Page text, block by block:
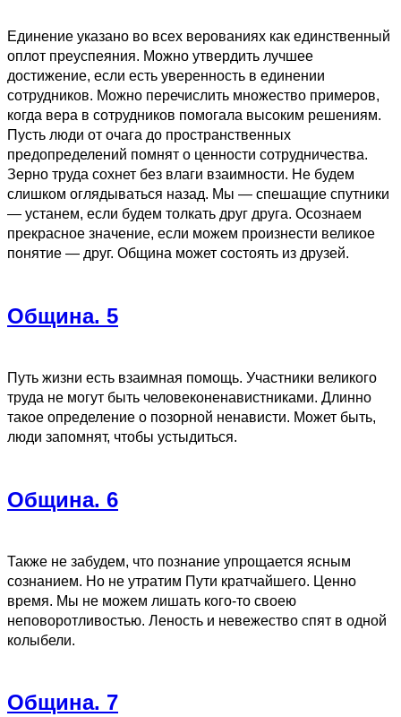
Единение указано во всех верованиях как единственный
оплот преуспеяния. Можно утвердить лучшее
достижение, если есть уверенность в единении
сотрудников. Можно перечислить множество примеров,
когда вера в сотрудников помогала высоким решениям.
Пусть люди от очага до пространственных
предопределений помнят о ценности сотрудничества.
Зерно труда сохнет без влаги взаимности. Не будем
слишком оглядываться назад. Мы — спешащие спутники
— устанем, если будем толкать друг друга. Осознаем
прекрасное значение, если можем произнести великое
понятие — друг. Община может состоять из друзей.
Община. 5
Путь жизни есть взаимная помощь. Участники великого
труда не могут быть человеконенавистниками. Длинно
такое определение о позорной ненависти. Может быть,
люди запомнят, чтобы устыдиться.
Община. 6
Также не забудем, что познание упрощается ясным
сознанием. Но не утратим Пути кратчайшего. Ценно
время. Мы не можем лишать кого-то своею
неповоротливостью. Леность и невежество спят в одной
колыбели.
Община. 7